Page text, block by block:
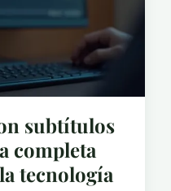
subtítulos
completa
tecnología